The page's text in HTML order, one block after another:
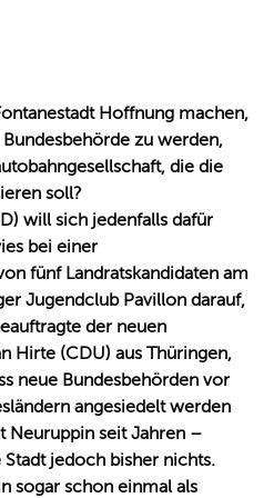
Hoffnung machen,
zu werden,
die die
soll?
will sich jedenfalls dafür
bei einer
fünf Landratskandidaten am
Jugendclub Pavillon darauf,
der neuen
Hirte (CDU) aus Thüringen,
neue Bundesbehörden vor
angesiedelt werden
Neuruppin seit Jahren –
jedoch bisher nichts.
sogar schon einmal als